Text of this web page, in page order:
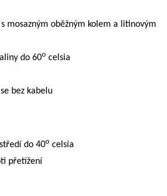
mosazným oběžným kolem a litinovým
do 60o celsia
bez kabelu
do 40o celsia
přetížení